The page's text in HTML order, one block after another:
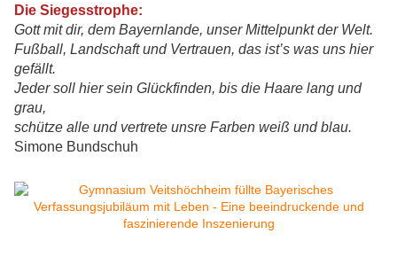
Die Siegesstrophe:
Gott mit dir, dem Bayernlande, unser Mittelpunkt der Welt.
Fußball, Landschaft und Vertrauen, das ist’s was uns hier
gefällt.
Jeder soll hier sein Glückfinden, bis die Haare lang und
grau,
schütze alle und vertrete unsre Farben weiß und blau.
Simone Bundschuh